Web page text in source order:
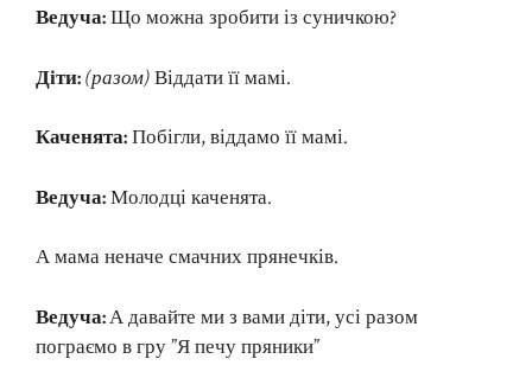
Ведуча:Що можна зробити із суничкою?
Діти:(разом)Віддати її мамі.
Каченята:Побігли, віддамо її мамі.
Ведуча:Молодці каченята.
А мама неначе смачних прянечків.
Ведуча:А давайте ми з вами діти, усі разом
пограємо в гру ”Я печу пряники”